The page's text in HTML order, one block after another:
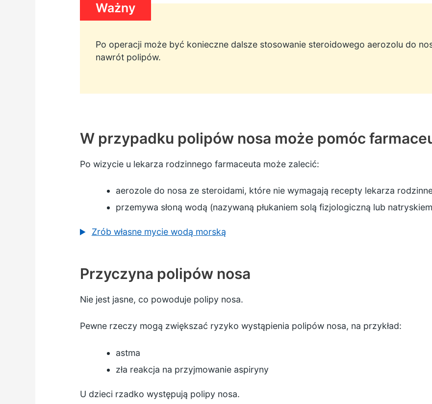
Ważny
Po operacji może być konieczne dalsze stosowanie steroidowego aerozolu do
nawrót polipów.
W przypadku polipów nosa może pomóc
Po wizycie u lekarza rodzinnego farmaceuta może zalecić:
aerozole do nosa ze steroidami, które nie wymagają recepty lekarza
przemywa słoną wodą (nazywaną płukaniem solą fizjologiczną lub
Zrób własne mycie wodą morską
Przyczyna polipów nosa
Nie jest jasne, co powoduje polipy nosa.
Pewne rzeczy mogą zwiększać ryzyko wystąpienia polipów nosa, na przykład:
astma
zła reakcja na przyjmowanie aspiryny
U dzieci rzadko występują polipy nosa.